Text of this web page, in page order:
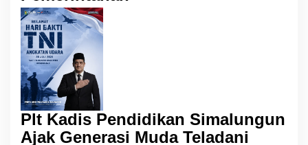
Plt Kadis Pendidikan Simalungun
Ajak Generasi Muda Teladani